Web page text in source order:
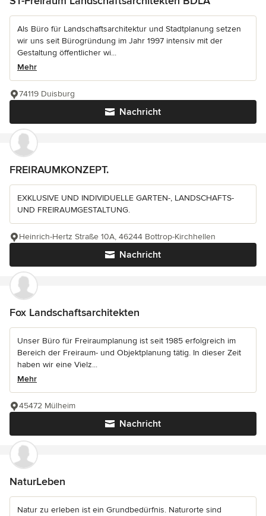
Als Büro für Landschaftsarchitektur und Stadtplanung setzen
wir uns seit Bürogründung im Jahr 1997 intensiv mit der
Gestaltung öffentlicher wi...
Mehr
Nachricht
74119 Duisburg
FREIRAUMKONZEPT.
EXKLUSIVE UND INDIVIDUELLE GARTEN-, LANDSCHAFTS-
UND FREIRAUMGESTALTUNG.
Nachricht
Heinrich-Hertz Straße 10A, 46244 Bottrop-Kirchhellen
Fox Landschaftsarchitekten
Unser Büro für Freiraumplanung ist seit 1985 erfolgreich im
Bereich der Freiraum- und Objektplanung tätig. In dieser Zeit
haben wir eine Vielz...
Mehr
Nachricht
45472 Mülheim
NaturLeben
Natur zu erleben ist ein Grundbedürfnis. Naturorte sind